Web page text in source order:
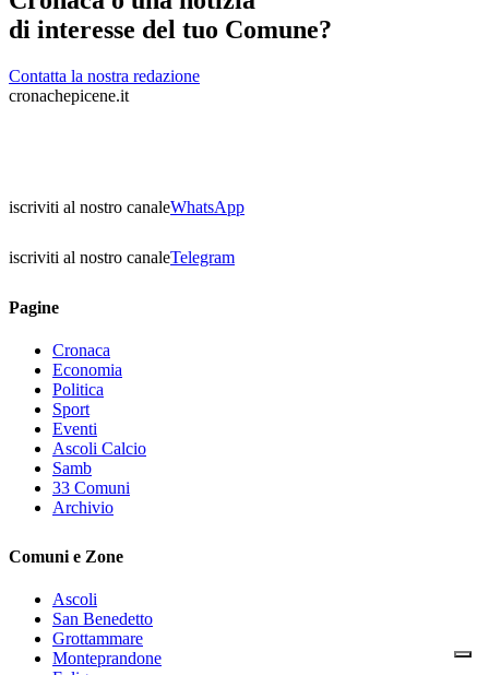
di interesse del tuo Comune?
Contatta la nostra redazione
cronachepicene.it
iscriviti al nostro canaleWhatsApp
iscriviti al nostro canaleTelegram
Pagine
Cronaca
Economia
Politica
Sport
Eventi
Ascoli Calcio
Samb
33 Comuni
Archivio
Comuni e Zone
Ascoli
San Benedetto
Grottammare
Monteprandone